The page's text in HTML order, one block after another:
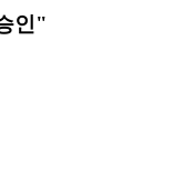
인"